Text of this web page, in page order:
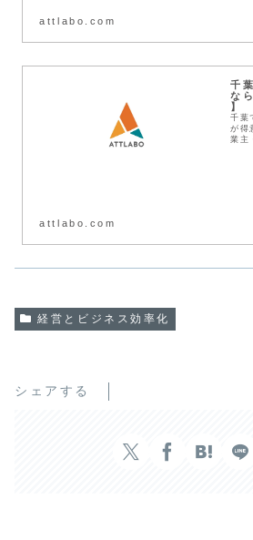
attlabo.com
千
な
】
千葉
が得
業主
attlabo.com
経営とビジネス効率化
シェアする